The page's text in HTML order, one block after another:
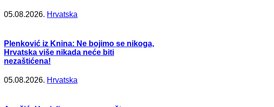
05.08.2026. Hrvatska
Plenković iz Knina: Ne bojimo se nikoga,
Hrvatska više nikada neće biti
nezaštićena!
05.08.2026. Hrvatska